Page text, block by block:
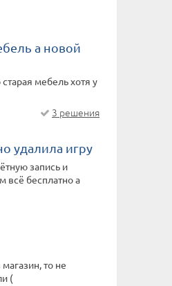
а новой
мебель хотя у
3 решения
удалила игру
запись и
всё бесплатно а
то не
(